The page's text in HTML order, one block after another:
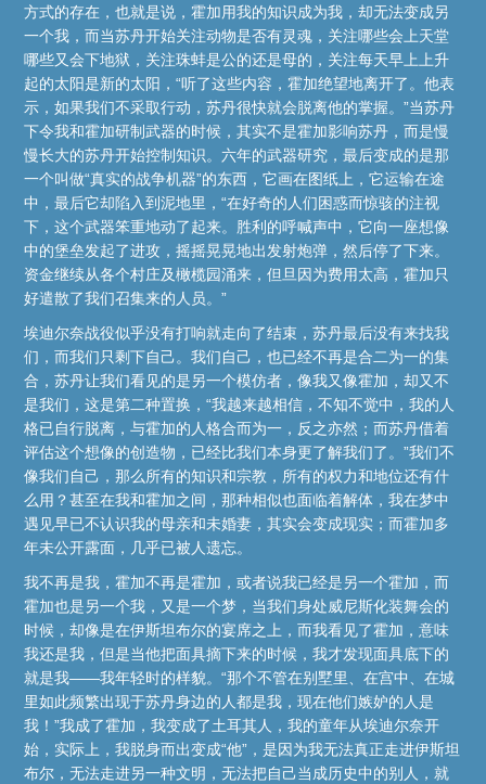
方式的存在，也就是说，霍加用我的知识成为我，却无法变成另
一个我，而当苏丹开始关注动物是否有灵魂，关注哪些会上天堂
哪些又会下地狱，关注珠蚌是公的还是母的，关注每天早上上升
起的太阳是新的太阳，“听了这些内容，霍加绝望地离开了。他表
示，如果我们不采取行动，苏丹很快就会脱离他的掌握。”当苏丹
下令我和霍加研制武器的时候，其实不是霍加影响苏丹，而是慢
慢长大的苏丹开始控制知识。六年的武器研究，最后变成的是那
一个叫做“真实的战争机器”的东西，它画在图纸上，它运输在途
中，最后它却陷入到泥地里，“在好奇的人们困惑而惊骇的注视
下，这个武器笨重地动了起来。胜利的呼喊声中，它向一座想像
中的堡垒发起了进攻，摇摇晃晃地出发射炮弹，然后停了下来。
资金继续从各个村庄及橄榄园涌来，但旦因为费用太高，霍加只
好遣散了我们召集来的人员。”
埃迪尔奈战役似乎没有打响就走向了结束，苏丹最后没有来找我
们，而我们只剩下自己。我们自己，也已经不再是合二为一的集
合，苏丹让我们看见的是另一个模仿者，像我又像霍加，却又不
是我们，这是第二种置换，“我越来越相信，不知不觉中，我的人
格已自行脱离，与霍加的人格合而为一，反之亦然；而苏丹借着
评估这个想像的创造物，已经比我们本身更了解我们了。”我们不
像我们自己，那么所有的知识和宗教，所有的权力和地位还有什
么用？甚至在我和霍加之间，那种相似也面临着解体，我在梦中
遇见早已不认识我的母亲和未婚妻，其实会变成现实；而霍加多
年未公开露面，几乎已被人遗忘。
我不再是我，霍加不再是霍加，或者说我已经是另一个霍加，而
霍加也是另一个我，又是一个梦，当我们身处威尼斯化装舞会的
时候，却像是在伊斯坦布尔的宴席之上，而我看见了霍加，意味
我还是我，但是当他把面具摘下来的时候，我才发现面具底下的
就是我——我年轻时的样貌。“那个不管在别墅里、在宫中、在城
里如此频繁出现于苏丹身边的人都是我，现在他们嫉妒的人是
我！”我成了霍加，我变成了土耳其人，我的童年从埃迪尔奈开
始，实际上，我脱身而出变成“他”，是因为我无法真正走进伊斯坦
布尔，无法走进另一种文明，无法把自己当成历史中的别人，就